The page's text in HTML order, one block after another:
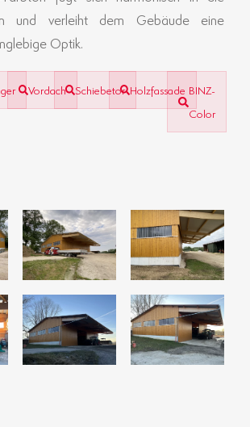
und verleiht dem Gebäude eine
Optik.
Vordach Schiebetor Holzfassade BINZ-
Color